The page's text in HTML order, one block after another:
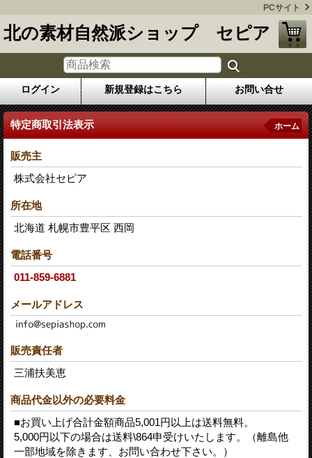
PCサイト
北の素材自然派ショップ セピア
ログイン 新規登録はこちら お問い合せ
特定商取引法表示 ホーム
販売主
株式会社セピア
所在地
北海道 札幌市豊平区 西岡
電話番号
011-859-6881
メールアドレス
販売責任者
三浦扶美恵
商品代金以外の必要料金
■お買い上げ合計金額商品5,001円以上は送料無料。
5,000円以下の場合は送料\864申受けいたします。（離島他
一部地域を除きます、お問い合わせ下さい。）